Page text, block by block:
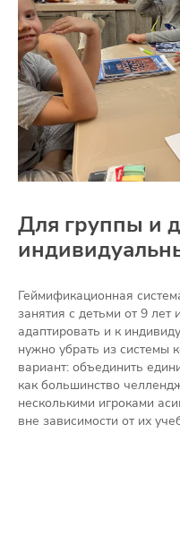
Для группы и
Геймификационная
занятия с детьми от 9 лет
адаптировать и к
нужно убрать из системы
вариант: объединить
как большинство
несколькими игроками
вне зависимости от их